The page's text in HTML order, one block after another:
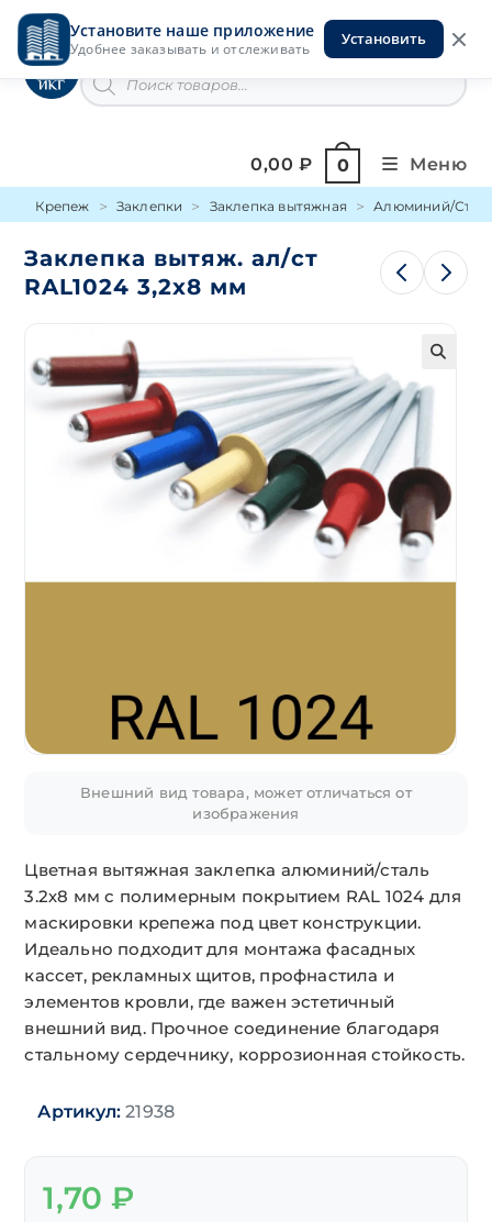
Установите наше приложение
Удобнее заказывать и отслеживать
Установить
Перейти
содержимомуИнструменты на Горской
товаров
0,00₽ 0 Меню
Крепеж Заклепки Заклепка вытяжная Алюминий/
Заклепка вытяж. ал/ст
RAL1024 3,2х8 мм
Внешний вид товара, может отличаться от
изображения
Цветная вытяжная заклепка алюминий/сталь
3.2х8 мм с полимерным покрытием RAL 1024 для
маскировки крепежа под цвет конструкции.
Идеально подходит для монтажа фасадных
кассет, рекламных щитов, профнастила и
элементов кровли, где важен эстетичный
внешний вид. Прочное соединение благодаря
стальному сердечнику, коррозионная стойкость.
Артикул: 21938
1,70₽